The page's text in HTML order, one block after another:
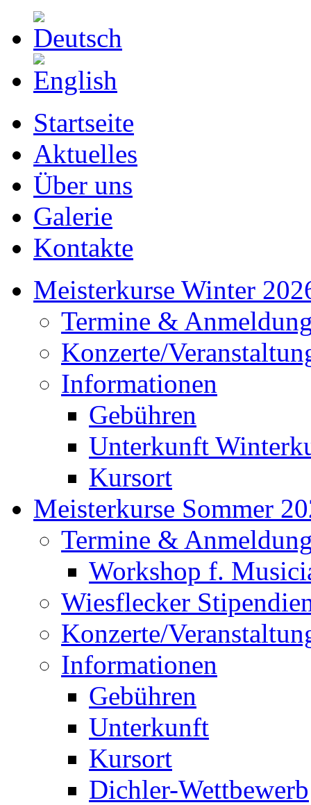
Startseite
Aktuelles
Über uns
Galerie
Kontakte
Meisterkurse Winter
Termine &
Konzerte/
Informationen
Gebühren
Unterkunft
Kursort
Meisterkurse Sommer
Termine &
Workshop f.
Wiesflecker
Konzerte/
Informationen
Gebühren
Unterkunft
Kursort
Dichler-Wettbewerb